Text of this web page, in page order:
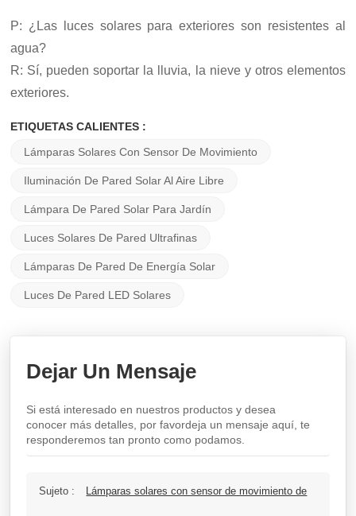
P: ¿Las luces solares para exteriores son resistentes al
agua?
R: Sí, pueden soportar la lluvia, la nieve y otros elementos
exteriores.
ETIQUETAS CALIENTES :
Lámparas Solares Con Sensor De Movimiento
Iluminación De Pared Solar Al Aire Libre
Lámpara De Pared Solar Para Jardín
Luces Solares De Pared Ultrafinas
Lámparas De Pared De Energía Solar
Luces De Pared LED Solares
Dejar Un Mensaje
Si está interesado en nuestros productos y desea
conocer más detalles, por favordeja un mensaje aquí, te
responderemos tan pronto como podamos.
Sujeto : Lámparas solares con sensor de movimiento de